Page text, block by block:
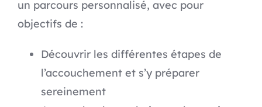
un parcours personnalisé, avec pour
objectifs de :
Découvrir les différentes étapes de
l’accouchement et s’y préparer
sereinement